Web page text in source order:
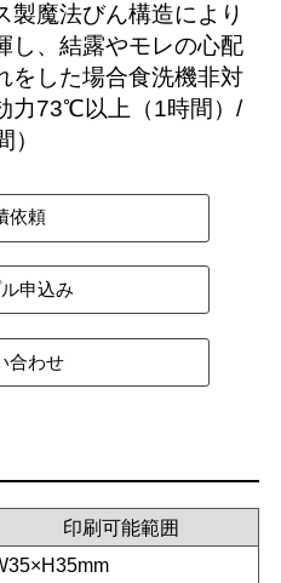
製魔法びん構造により
し、結露やモレの心配
をした場合食洗機非対
力73℃以上（1時間）/
印刷可能範囲